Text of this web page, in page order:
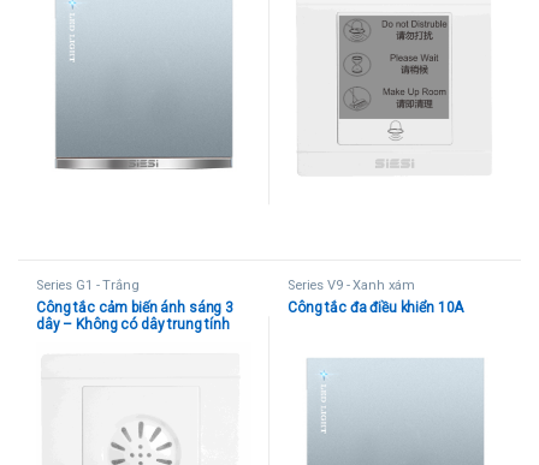
Series G1 - Trắng
Công tắc cảm biến ánh sáng 3
dây – Không có dây trung tính
Series V9 - Xanh xám
Công tắc đa điều khiển 10A